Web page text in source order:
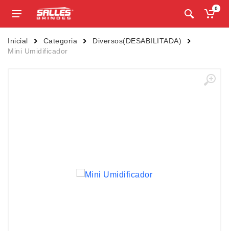
0
Inicial Categoria
Diversos(DESABILITADA)
Mini Umidificador